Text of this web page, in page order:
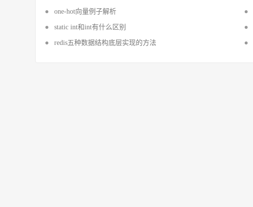
one-hot向量例子解析
static int和int有什么区别
redis五种数据结构底层实现的方法